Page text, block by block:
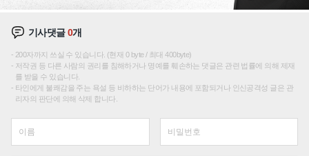
기사댓글0개
200자까지 쓰실 수 있습니다. (현재 0 byte / 최대 400byte)
저작권 등 다른 사람의 권리를 침해하거나 명예를 훼손하는 댓글은 관련 법률에 의해 제재
를 받을 수 있습니다.
타인에게 불쾌감을 주는 욕설 등 비하하는 단어가 내용에 포함되거나 인신공격성 글은 관
리자의 판단에 의해 삭제 합니다.